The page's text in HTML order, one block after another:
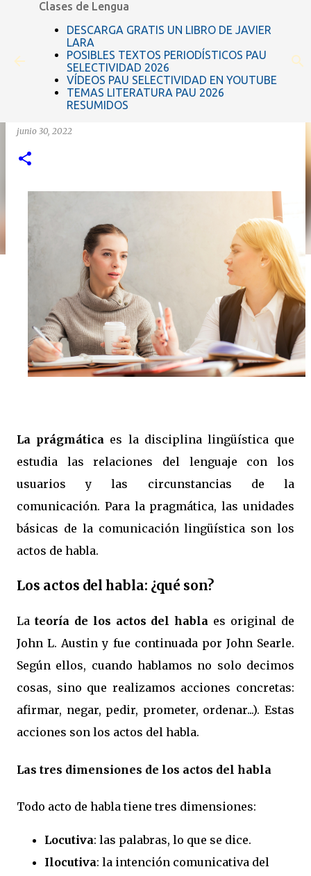
Clases de Lengua
DESCARGA GRATIS UN LIBRO DE JAVIER
LARA
POSIBLES TEXTOS PERIODÍSTICOS PAU
SELECTIVIDAD 2026
VÍDEOS PAU SELECTIVIDAD EN YOUTUBE
TEMAS LITERATURA PAU 2026
RESUMIDOS
Los actos del habla: qué son y tipos
junio 30, 2022
La prágmática es la disciplina lingüística que
estudia las relaciones del lenguaje con los
usuarios y las circunstancias de la
comunicación. Para la pragmática, las unidades
básicas de la comunicación lingüística son los
actos de habla.
Los actos del habla: ¿qué son?
La teoría de los actos del habla es original de
John L. Austin y fue continuada por John Searle.
Según ellos, cuando hablamos no solo decimos
cosas, sino que realizamos acciones concretas:
afirmar, negar, pedir, prometer, ordenar...). Estas
acciones son los actos del habla.
Las tres dimensiones de los actos del habla
Todo acto de habla tiene tres dimensiones:
Locutiva: las palabras, lo que se dice.
Ilocutiva: la intención comunicativa del